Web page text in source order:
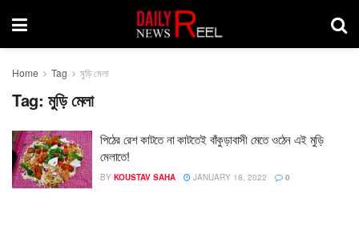
Home Tag মুড়ি মেলা
Tag: মুড়ি মেলা
পিঠের রেশ কাটতে না কাটতেই বাঁকুড়াবাসী মেতে ওঠেন এই মুড়ি
মেলাতে!
BY KOUSTAV SAHA JANUARY 18, 2022 0